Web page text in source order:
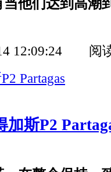
12:09:24 阅
斯P2